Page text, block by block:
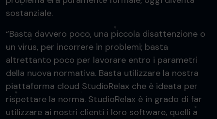
sostanziale.
“Basta davvero poco, una piccola disattenzione o
un virus, per incorrere in problemi; basta
altrettanto poco per lavorare entro i parametri
della nuova normativa. Basta utilizzare la nostra
piattaforma cloud StudioRelax che è ideata per
rispettare la norma. StudioRelax è in grado di far
utilizzare ai nostri clienti i loro software, quelli a